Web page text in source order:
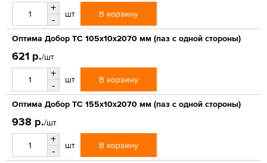
+
-
шт В корзину
Оптима Добор ТС 105х10х2070 мм (паз с одной стороны)
621 р./шт
+
-
шт В корзину
Оптима Добор ТС 155х10х2070 мм (паз с одной стороны)
938 р./шт
+
-
шт В корзину